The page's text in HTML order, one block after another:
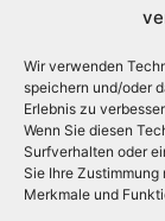
Wir verwenden
speichern und/oder
Erlebnis zu
Wenn Sie diesen
Surfverhalten oder
Sie Ihre
Merkmale und
Folge uns